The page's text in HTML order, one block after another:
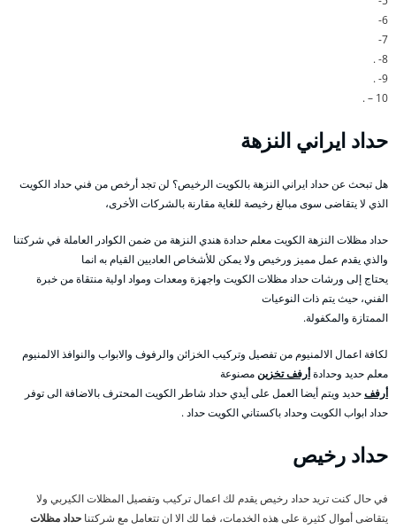
6-
7-
8- .
9- .
10 – .
حداد ايراني النزهة
هل تبحث عن حداد ايراني النزهة بالكويت الرخيص؟ لن تجد أرخص من فني حداد الكويت
الذي لا يتقاضى سوى مبالغ رخيصة للغاية مقارنة بالشركات الأخرى،
حداد مظلات النزهة الكويت معلم حدادة هندي النزهة من ضمن الكوادر العاملة في شركتنا
والذي يقدم عمل مميز ورخيص ولا يمكن للأشخاص العاديين القيام به انما
يحتاج إلى ورشات حداد مظلات الكويت واجهزة ومعدات ومواد اولية منتقاة من خبرة
الفني، حيث يتم ذات النوعيات
الممتازة والمكفولة.
لكافة اعمال الالمنيوم من تفصيل وتركيب الخزائن والرفوف والابواب والنوافذ الالمنيوم
معلم حديد وحدادةأرفف تخزينمصنوعة
أرففحديد ويتم أيضا العمل على أيدي حداد شاطر الكويت المحترف بالاضافة الى توفر
حداد ابواب الكويت وحداد باكستاني الكويت حداد .
حداد رخيص
في حال كنت تريد حداد رخيص يقدم لك اعمال تركيب وتفصيل المظلات الكيربي ولا
يتقاضى أموال كثيرة على هذه الخدمات، فما لك الا ان تتعامل مع شركتنا حداد مظلات